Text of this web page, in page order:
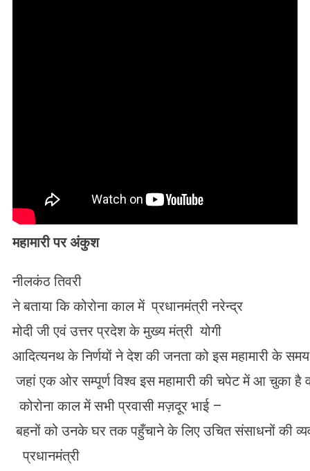
महामारी पर अंकुश
नीलकंठ तिवरी
ने बताया कि कोरोना काल में प्रधानमंत्री नरेन्द्र
मोदी जी एवं उत्तर प्रदेश के मुख्य मंत्री योगी
आदित्यनथ के निर्णयों ने देश की जनता को इस महामारी के
जहां एक ओर सम्पूर्ण विश्व इस महामारी की चपेट में आ चुका
कोरोना काल में सभी प्रवासी मज़दूर भाई –
बहनों को उनके घर तक पहुँचाने के लिए उचित संसाधनों की
प्रधानमंत्री